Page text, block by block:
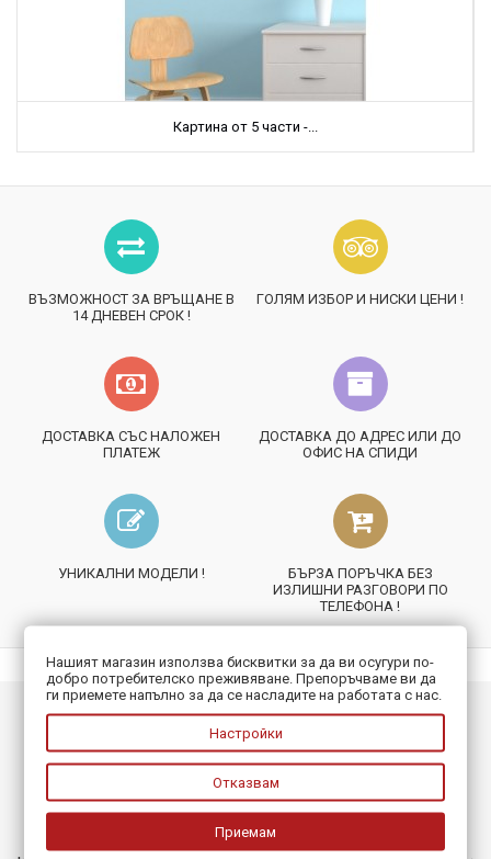
Картина от 5 части -...
ВЪЗМОЖНОСТ ЗА ВРЪЩАНЕ В
14 ДНЕВЕН СРОК !
ГОЛЯМ ИЗБОР И НИСКИ ЦЕНИ !
ДОСТАВКА СЪС НАЛОЖЕН
ПЛАТЕЖ
ДОСТАВКА ДО АДРЕС ИЛИ ДО
ОФИС НА СПИДИ
УНИКАЛНИ МОДЕЛИ !
БЪРЗА ПОРЪЧКА БЕЗ
ИЗЛИШНИ РАЗГОВОРИ ПО
ТЕЛЕФОНА !
ИНФОРМАЦИЯ
ПОЛЕЗНО
Нашият магазин използва бисквитки за да ви осугури по-
добро потребителско преживяване. Препоръчваме ви да
ги приемете напълно за да се насладите на работата с нас.
Настройки
Отказвам
Приемам